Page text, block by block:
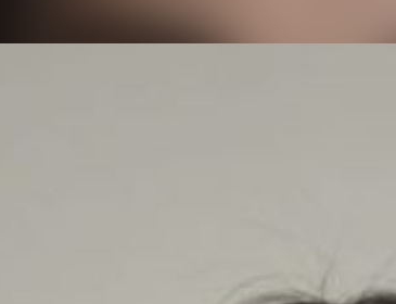
риск развития тяжелых форм болезни.